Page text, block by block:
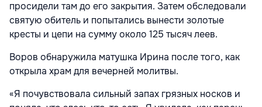
просидели там до его закрытия. Затем обследовали
святую обитель и попытались вынести золотые
кресты и цепи на сумму около 125 тысяч леев.
Воров обнаружила матушка Ирина после того, как
открыла храм для вечерней молитвы.
«Я почувствовала сильный запах грязных носков и